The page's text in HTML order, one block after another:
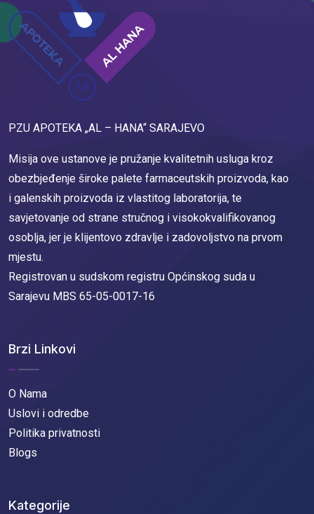
PZU APOTEKA „AL – HANA“ SARAJEVO
Misija ove ustanove je pružanje kvalitetnih usluga kroz
obezbjeđenje široke palete farmaceutskih proizvoda, kao
i galenskih proizvoda iz vlastitog laboratorija, te
savjetovanje od strane stručnog i visokokvalifikovanog
osoblja, jer je klijentovo zdravlje i zadovoljstvo na prvom
mjestu.
Registrovan u sudskom registru Općinskog suda u
Sarajevu MBS 65-05-0017-16
Brzi Linkovi
O Nama
Uslovi i odredbe
Politika privatnosti
Blogs
Kategorije